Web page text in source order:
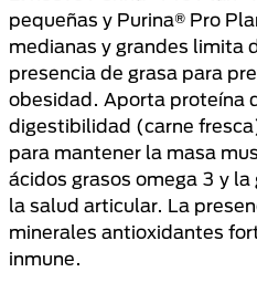
pequeñas y Purina® Pro
medianas y grandes limita
presencia de grasa para
obesidad. Aporta proteína
digestibilidad (carne
para mantener la masa
ácidos grasos omega 3 y
la salud articular. La
minerales antioxidantes
inmune.